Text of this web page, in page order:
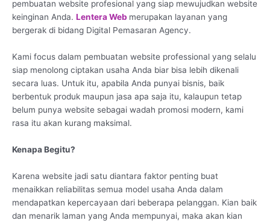
pembuatan website profesional yang siap mewujudkan website
keinginan Anda. Lentera Web merupakan layanan yang
bergerak di bidang Digital Pemasaran Agency.
Kami focus dalam pembuatan website professional yang selalu
siap menolong ciptakan usaha Anda biar bisa lebih dikenali
secara luas. Untuk itu, apabila Anda punyai bisnis, baik
berbentuk produk maupun jasa apa saja itu, kalaupun tetap
belum punya website sebagai wadah promosi modern, kami
rasa itu akan kurang maksimal.
Kenapa Begitu?
Karena website jadi satu diantara faktor penting buat
menaikkan reliabilitas semua model usaha Anda dalam
mendapatkan kepercayaan dari beberapa pelanggan. Kian baik
dan menarik laman yang Anda mempunyai, maka akan kian